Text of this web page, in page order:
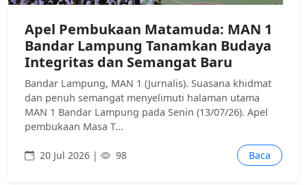
Apel Pembukaan Matamuda: MAN 1
Bandar Lampung Tanamkan Budaya
Integritas dan Semangat Baru
Bandar Lampung, MAN 1 (Jurnalis). Suasana khidmat
dan penuh semangat menyelimuti halaman utama
MAN 1 Bandar Lampung pada Senin (13/07/26). Apel
pembukaan Masa T...
20 Jul 2026 | 98 Baca